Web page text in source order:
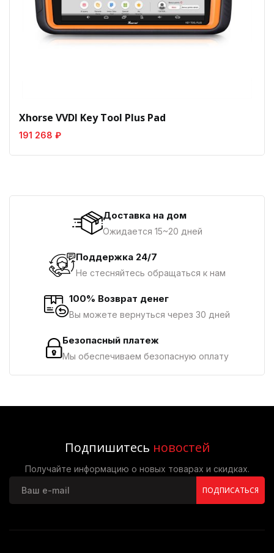
Xhorse VVDI Key Tool Plus Pad
191 268 ₽
Доставка на дом
Ожидается 15~20 дней
Поддержка 24/7
Не стесняйтесь обращаться к нам
100% Возврат денег
Вы можете вернуться через 30 дней
Безопасный платеж
Мы обеспечиваем безопасную оплату
Подпишитесь новостей
Получайте информацию о новых товарах и скидках.
ПОДПИСАТЬСЯ